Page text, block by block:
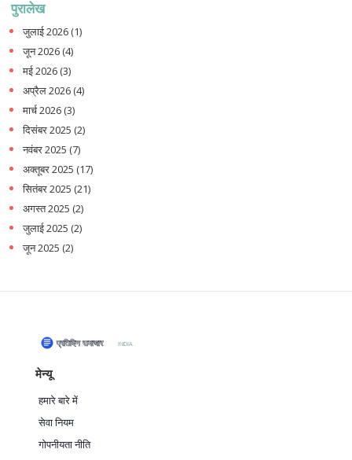
पुरालेख
जुलाई 2026 (1)
जून 2026 (4)
मई 2026 (3)
अप्रैल 2026 (4)
मार्च 2026 (3)
दिसंबर 2025 (2)
नवंबर 2025 (7)
अक्तूबर 2025 (17)
सितंबर 2025 (21)
अगस्त 2025 (2)
जुलाई 2025 (2)
जून 2025 (2)
मेन्यू
हमारे बारे में
सेवा नियम
गोपनीयता नीति